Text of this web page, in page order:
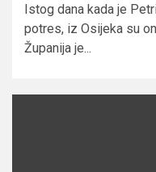
Istog dana kada je
potres, iz Osijeka su
Županija je...